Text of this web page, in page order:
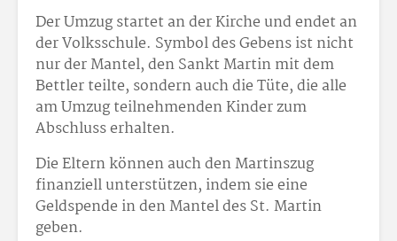
Der Umzug startet an der Kirche und endet an
der Volksschule. Symbol des Gebens ist nicht
nur der Mantel, den Sankt Martin mit dem
Bettler teilte, sondern auch die Tüte, die alle
am Umzug teilnehmenden Kinder zum
Abschluss erhalten.
Die Eltern können auch den Martinszug
finanziell unterstützen, indem sie eine
Geldspende in den Mantel des St. Martin
geben.